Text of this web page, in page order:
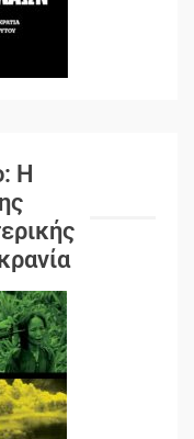
Η